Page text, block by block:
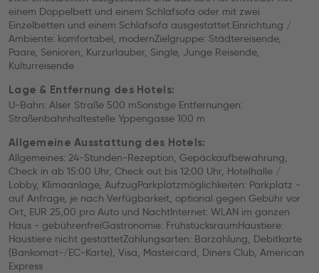
einem Doppelbett und einem Schlafsofa oder mit zwei
Einzelbetten und einem Schlafsofa ausgestattet.Einrichtung /
Ambiente: komfortabel, modernZielgruppe: Städtereisende,
Paare, Senioren, Kurzurlauber, Single, Junge Reisende,
Kulturreisende
Lage & Entfernung des Hotels:
U-Bahn: Alser Straße 500 mSonstige Entfernungen:
Straßenbahnhaltestelle Yppengasse 100 m
Allgemeine Ausstattung des Hotels:
Allgemeines: 24-Stunden-Rezeption, Gepäckaufbewahrung,
Check in ab 15:00 Uhr, Check out bis 12:00 Uhr, Hotelhalle /
Lobby, Klimaanlage, AufzugParkplatzmöglichkeiten: Parkplatz -
auf Anfrage, je nach Verfügbarkeit, optional gegen Gebühr vor
Ort, EUR 25,00 pro Auto und NachtInternet: WLAN im ganzen
Haus - gebührenfreiGastronomie: FrühstücksraumHaustiere:
Haustiere nicht gestattetZahlungsarten: Barzahlung, Debitkarte
(Bankomat-/EC-Karte), Visa, Mastercard, Diners Club, American
Express